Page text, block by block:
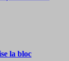
la bloc